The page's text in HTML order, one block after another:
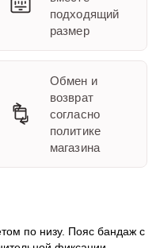
подходящий
размер
Обмен и
возврат
согласно
политике
магазина
по низу. Пояс бандаж с